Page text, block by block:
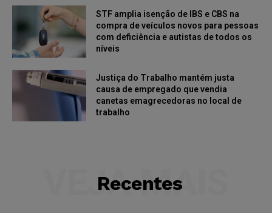
STF amplia isenção de IBS e CBS na
compra de veículos novos para pessoas
com deficiência e autistas de todos os
níveis
Justiça do Trabalho mantém justa
causa de empregado que vendia
canetas emagrecedoras no local de
trabalho
Recentes
VEJA MAIS